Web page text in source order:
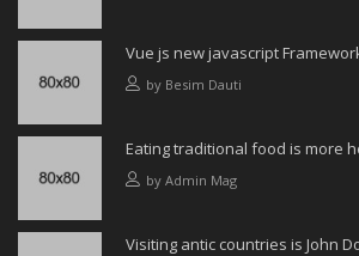
Vue js new javascript
by Besim Dauti
Eating traditional food is more
by Admin Mag
Visiting antic countries is John